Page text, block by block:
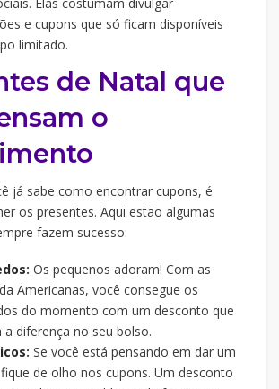
Elas costumam divulgar
e cupons que só ficam disponíveis
limitado.
de Natal que
o
já sabe como encontrar cupons, é
os presentes. Aqui estão algumas
fazem sucesso:
: Os pequenos adoram! Com as
Americanas, você consegue os
do momento com um desconto que
a diferença no seu bolso.
: Se você está pensando em dar um
de olho nos cupons. Um desconto